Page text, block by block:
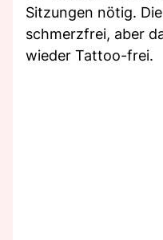
Sitzungen nötig.
schmerzfrei, aber
wieder Tattoo-frei.